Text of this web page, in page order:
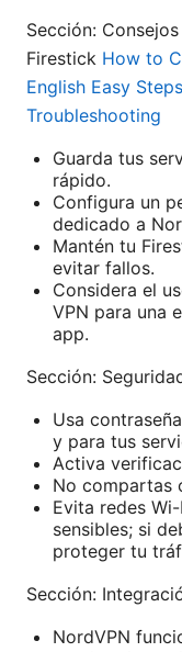
Sección:
Firestick How to
English Easy
Troubleshooting
Guarda tus
rápido.
Configura un
dedicado a
Mantén tu
evitar fallos.
Considera el
VPN para una
app.
Sección:
Usa
y para tus
Activa
No compartas
Evita redes
sensibles; si
proteger tu
Sección:
NordVPN